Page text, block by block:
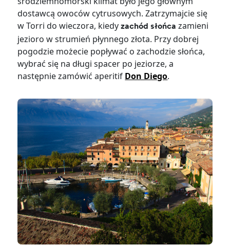
dostawcą owoców cytrusowych. Zatrzymajcie się
w Torri do wieczora, kiedyzachód słońcazamieni
jezioro w strumień płynnego złota. Przy dobrej
pogodzie możecie popływać o zachodzie słońca,
wybrać się na długi spacer po jeziorze, a
następnie zamówić aperitif Don Diego.